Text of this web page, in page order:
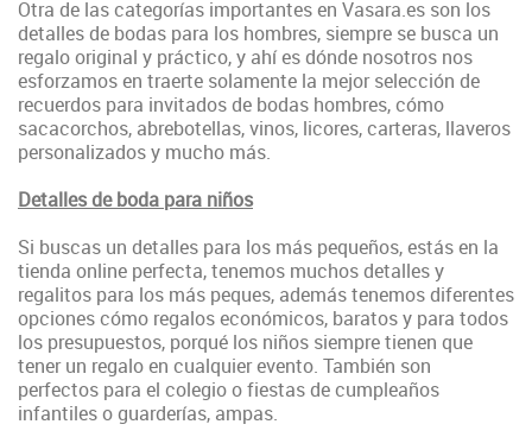
Otra de las categorías importantes en Vasara.es son los
detalles de bodas para los hombres, siempre se busca un
regalo original y práctico, y ahí es dónde nosotros nos
esforzamos en traerte solamente la mejor selección de
recuerdos para invitados de bodas hombres, cómo
sacacorchos, abrebotellas, vinos, licores, carteras, llaveros
personalizados y mucho más.
Detalles de boda para niños
Si buscas un detalles para los más pequeños, estás en la
tienda online perfecta, tenemos muchos detalles y
regalitos para los más peques, además tenemos diferentes
opciones cómo regalos económicos, baratos y para todos
los presupuestos, porqué los niños siempre tienen que
tener un regalo en cualquier evento. También son
perfectos para el colegio o fiestas de cumpleaños
infantiles o guarderías, ampas.